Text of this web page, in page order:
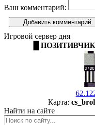
Ваш комментарий:
Добавить комментарий
Игровой сервер дня
█
Карта:
Найти на сайте